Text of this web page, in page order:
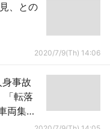
、との
2020/7/9(Th) 14:06
身事故
「転落
両集結